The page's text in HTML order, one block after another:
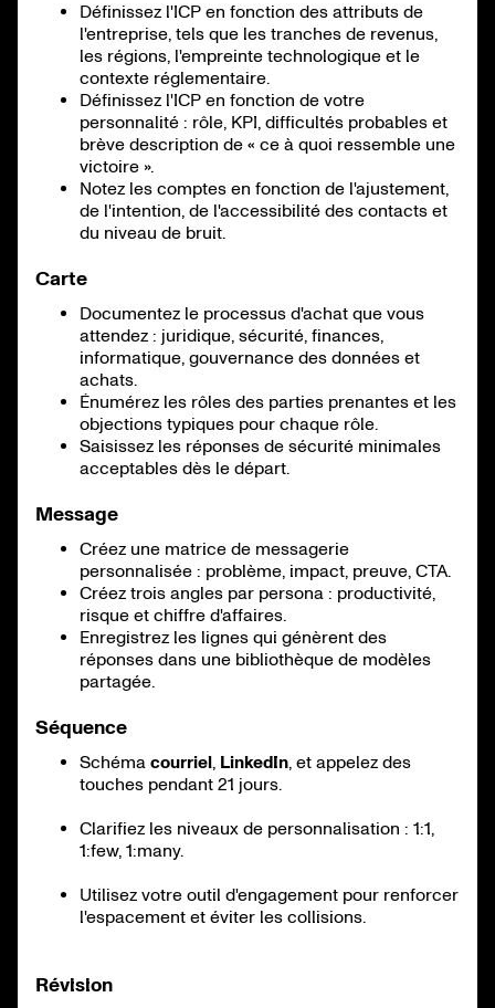
Définissez l'ICP en fonction des attributs de
l'entreprise, tels que les tranches de revenus,
les régions, l'empreinte technologique et le
contexte réglementaire.
Définissez l'ICP en fonction de votre
personnalité : rôle, KPI, difficultés probables et
brève description de « ce à quoi ressemble une
victoire ».
Notez les comptes en fonction de l'ajustement,
de l'intention, de l'accessibilité des contacts et
du niveau de bruit.
Carte
Documentez le processus d'achat que vous
attendez : juridique, sécurité, finances,
informatique, gouvernance des données et
achats.
Énumérez les rôles des parties prenantes et les
objections typiques pour chaque rôle.
Saisissez les réponses de sécurité minimales
acceptables dès le départ.
Message
Créez une matrice de messagerie
personnalisée : problème, impact, preuve, CTA.
Créez trois angles par persona : productivité,
risque et chiffre d'affaires.
Enregistrez les lignes qui génèrent des
réponses dans une bibliothèque de modèles
partagée.
Séquence
Schéma courriel, LinkedIn, et appelez des
touches pendant 21 jours.
Clarifiez les niveaux de personnalisation : 1:1,
1:few, 1:many.
Utilisez votre outil d'engagement pour renforcer
l'espacement et éviter les collisions.
Révision